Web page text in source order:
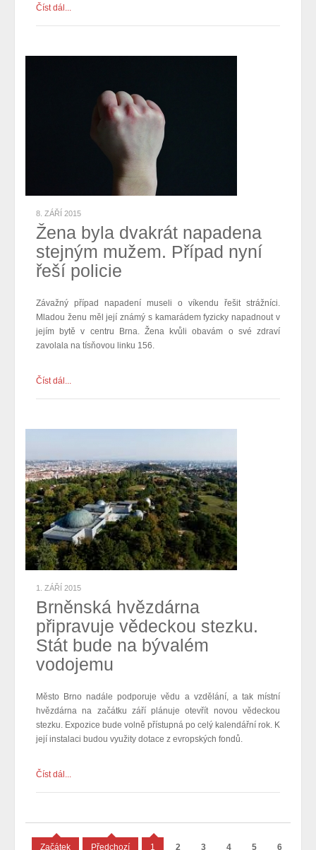
Číst dál...
8. ZÁŘÍ 2015
Žena byla dvakrát napadena
stejným mužem. Případ nyní
řeší policie
Závažný případ napadení museli o víkendu řešit strážníci.
Mladou ženu měl její známý s kamarádem fyzicky napadnout v
jejím bytě v centru Brna. Žena kvůli obavám o své zdraví
zavolala na tísňovou linku 156.
Číst dál...
1. ZÁŘÍ 2015
Brněnská hvězdárna
připravuje vědeckou stezku.
Stát bude na bývalém
vodojemu
Město Brno nadále podporuje vědu a vzdělání, a tak místní
hvězdárna na začátku září plánuje otevřít novou vědeckou
stezku. Expozice bude volně přístupná po celý kalendářní rok. K
její instalaci budou využity dotace z evropských fondů.
Číst dál...
Začátek Předchozí 1 2 3 4 5 6